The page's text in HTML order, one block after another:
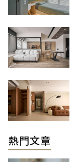
熱門文章